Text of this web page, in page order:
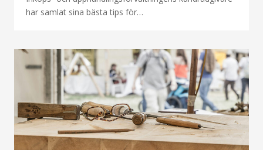
har samlat sina bästa tips för…